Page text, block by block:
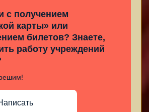
с получением
карты» или
билетов? Знаете,
работу учреждений